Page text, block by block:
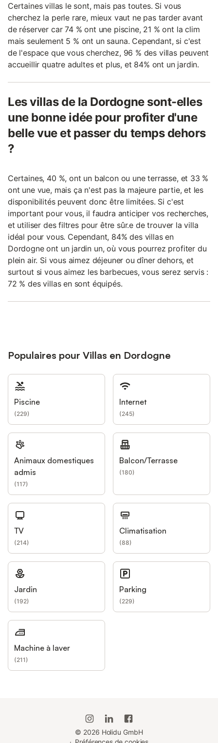
Certaines villas le sont, mais pas toutes. Si vous
cherchez la perle rare, mieux vaut ne pas tarder avant
de réserver car 74 % ont une piscine, 21 % ont la clim
mais seulement 5 % ont un sauna. Cependant, si c'est
de l'espace que vous cherchez, 96 % des villas peuvent
accueillir quatre adultes et plus, et 84% ont un jardin.
Les villas de la Dordogne sont-elles
une bonne idée pour profiter d'une
belle vue et passer du temps dehors
?
Certaines, 40 %, ont un balcon ou une terrasse, et 33 %
ont une vue, mais ça n'est pas la majeure partie, et les
disponibilités peuvent donc être limitées. Si c'est
important pour vous, il faudra anticiper vos recherches,
et utiliser des filtres pour être sûr.e de trouver la villa
idéal pour vous. Cependant, 84% des villas en
Dordogne ont un jardin un, où vous pourrez profiter du
plein air. Si vous aimez déjeuner ou dîner dehors, et
surtout si vous aimez les barbecues, vous serez servis :
72 % des villas en sont équipés.
Populaires pour Villas en Dordogne
Piscine
(229)
Internet
(245)
Animaux domestiques
admis
(117)
Balcon/Terrasse
(180)
TV
(214)
Climatisation
(88)
Jardin
(192)
Parking
(229)
Machine à laver
(211)
© 2026 Holidu GmbH